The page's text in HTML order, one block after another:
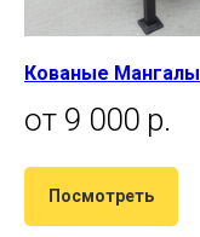
Кованые Мангалы
от 9 000 р.
Посмотреть